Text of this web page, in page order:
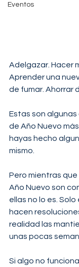
Eventos
Adelgazar. Hacer
Aprender una
de fumar. Ahorrar
Estas son
de Año Nuevo
hayas hecho
mismo.
Pero mientras
Año Nuevo son
ellas no lo es. Solo
hacen
realidad las
unas pocas
Si algo no